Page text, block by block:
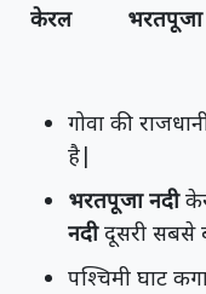
केरल
भरतपूजा
गोवा की
है|
भरतपूजा नदी
नदीदूसरी सबसे
पश्चिमी घाट